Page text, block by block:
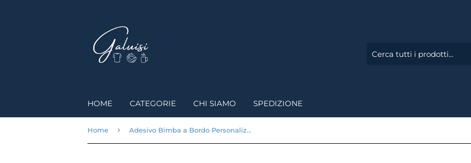
HOME CATEGORIE CHI SIAMO SPEDIZIONE
Home › Adesivo Bimba a Bordo Personalizzato (diversi colori)